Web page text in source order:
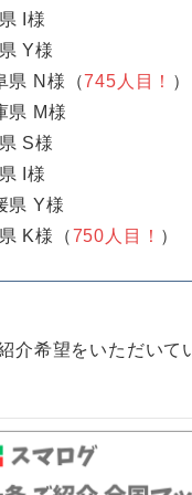
I様
Y様
県 N様（745人目！ ）
県 M様
S様
I様
県 Y様
K様（750人目！ ）
介希望をいただいて